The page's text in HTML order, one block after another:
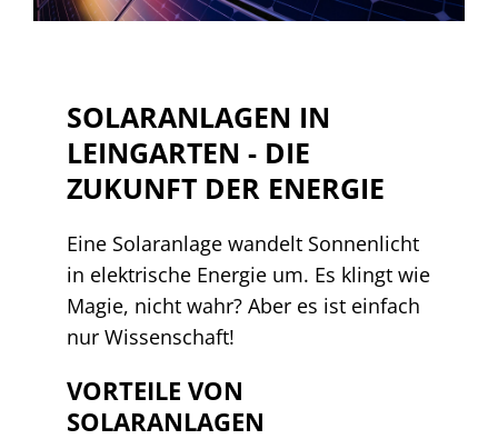
SOLARANLAGEN IN
LEINGARTEN - DIE
ZUKUNFT DER ENERGIE
Eine Solaranlage wandelt Sonnenlicht
in elektrische Energie um. Es klingt wie
Magie, nicht wahr? Aber es ist einfach
nur Wissenschaft!
VORTEILE VON
SOLARANLAGEN